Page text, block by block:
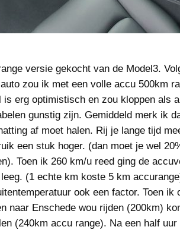
versie gekocht van de Model3.
zou ik met een volle accu 500km
is erg optimistisch en zou kloppen als
gunstig zijn. Gemiddeld merk ik
af moet halen. Rij je lange tijd
een stuk hoger. (dan moet je wel
Toen ik 260 km/u reed ging de
(1 echte km koste 5 km
ook een factor. Toen ik
naar Enschede wou rijden (200km)
(240km accu range). Na een half